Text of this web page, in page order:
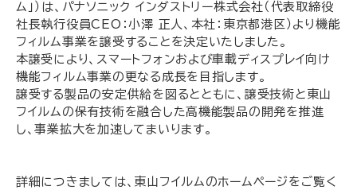
ム」）は、パナソニック インダストリー株式会社（代表取締役
社長執行役員CEO：小澤 正人、本社：東京都港区）より機能
フィルム事業を譲受することを決定いたしました。
本譲受により、スマートフォンおよび車載ディスプレイ向け
機能フィルム事業の更なる成長を目指します。
譲受する製品の安定供給を図るとともに、譲受技術と東山
フイルムの保有技術を融合した高機能製品の開発を推進
し、事業拡大を加速してまいります。
詳細につきましては、東山フイルムのホームページをご覧く